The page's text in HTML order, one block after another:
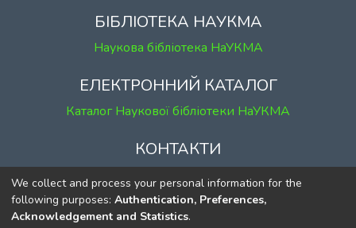
БІБЛІОТЕКА НАУКМА
Наукова бібліотека НаУКМА
ЕЛЕКТРОННИЙ КАТАЛОГ
Каталог Наукової бібліотеки НаУКМА
КОНТАКТИ
м. Київ, вул. Григорія Сковороди, 2
к. 1, к. 120
тел. (044) 463-69-31
We collect and process your personal information for the
following purposes: Authentication, Preferences,
Acknowledgement and Statistics.